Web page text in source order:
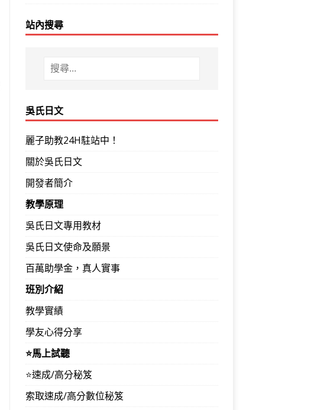
站內搜尋
吳氏日文
麗子助教24H駐站中！
關於吳氏日文
開發者簡介
教學原理
吳氏日文專用教材
吳氏日文使命及願景
百萬助學金，真人實事
班別介紹
教學實績
學友心得分享
⭐️馬上試聽
⭐️速成/高分秘笈
索取速成/高分數位秘笈